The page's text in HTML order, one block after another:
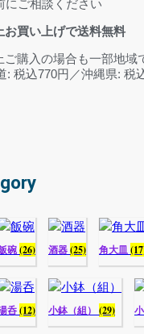
ご相談ください
お買い上げで送料無料
購入の場合も一部地域
: 税込770円／沖縄県:
碗(26) 酒器(25) 角大皿
呑(12) 小鉢（組） (29)